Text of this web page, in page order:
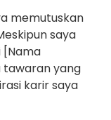
memutuskan
saya
[Nama
tawaran yang
karir saya